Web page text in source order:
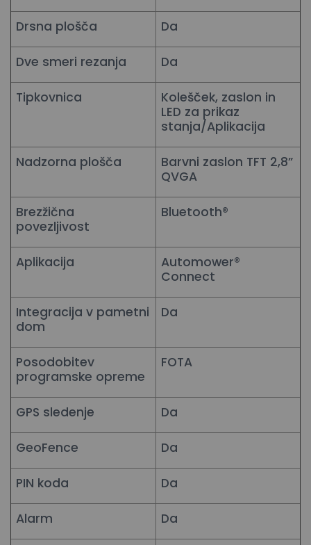
Drsna plošča Da
Dve smeri rezanja Da
Tipkovnica
Kolešček, zaslon in
LED za prikaz
stanja/Aplikacija
Nadzorna plošča
Barvni zaslon TFT 2,8”
QVGA
Brezžična
povezljivost
Bluetooth®
Aplikacija
Automower®
Connect
Integracija v pametni
dom
Da
Posodobitev
programske opreme
FOTA
GPS sledenje Da
GeoFence Da
PIN koda Da
Alarm Da